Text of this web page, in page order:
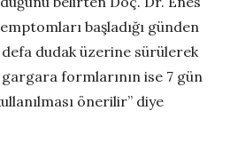
başladığı günden
dudak üzerine sürülerek
formlarının ise 7 gün
önerilir” diye